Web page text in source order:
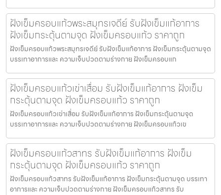
ฝังเข็มครอบแก้วพระสมุทรเจดีย์ รับฝังเข็มแก้อาการ
ฝังเข็มกระตุ้นตามจุด ฝังเข็มครอบแก้ว ราคาถูก
ฝังเข็มครอบแก้วพระสมุทรเจดีย์ รับฝังเข็มแก้อาการ ฝังเข็มกระตุ้นตามจุด
บรรเทาอาการและ ความเจ็บปวดตามร่างกาย ฝังเข็มครอบแก
ฝังเข็มครอบแก้วเข่าเสื่อม รับฝังเข็มแก้อาการ ฝังเข็ม
กระตุ้นตามจุด ฝังเข็มครอบแก้ว ราคาถูก
ฝังเข็มครอบแก้วเข่าเสื่อม รับฝังเข็มแก้อาการ ฝังเข็มกระตุ้นตามจุด
บรรเทาอาการและ ความเจ็บปวดตามร่างกาย ฝังเข็มครอบแก้วเข
ฝังเข็มครอบแก้วสาทร รับฝังเข็มแก้อาการ ฝังเข็ม
กระตุ้นตามจุด ฝังเข็มครอบแก้ว ราคาถูก
ฝังเข็มครอบแก้วสาทร รับฝังเข็มแก้อาการ ฝังเข็มกระตุ้นตามจุด บรรเทา
อาการและ ความเจ็บปวดตามร่างกาย ฝังเข็มครอบแก้วสาทร รับ